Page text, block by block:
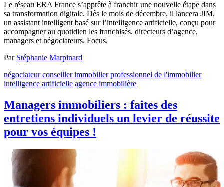
Le réseau ERA France s’apprête à franchir une nouvelle étape dans
sa transformation digitale. Dès le mois de décembre, il lancera JIM,
un assistant intelligent basé sur l’intelligence artificielle, conçu pour
accompagner au quotidien les franchisés, directeurs d’agence,
managers et négociateurs. Focus.
Par Stéphanie Marpinard
négociateur conseiller immobilier professionnel de l'immobilier
intelligence artificielle agence immobilière
Managers immobiliers : faites des
entretiens individuels un levier de réussite
pour vos équipes !